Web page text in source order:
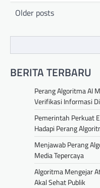
Posts
Older posts
BERITA TERBARU
Perang Algoritma AI
Verifikasi Informasi
Pemerintah Perkuat
Hadapi Perang
Menjawab Perang
Media Tepercaya
Algoritma Mengejar
Akal Sehat Publik